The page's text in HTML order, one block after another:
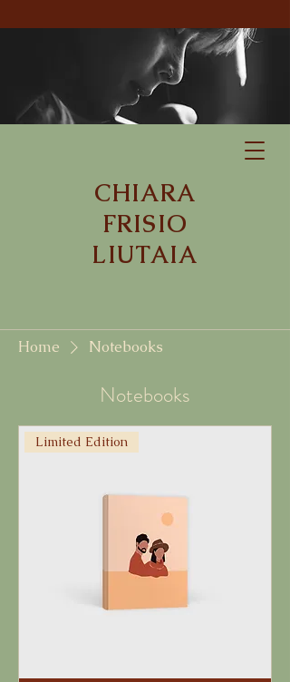
CHIARA
FRISIO
LIUTAIA
Home Notebooks
Notebooks
Limited Edition